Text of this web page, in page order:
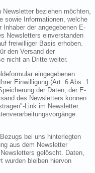
beziehen möchten,
sowie Informationen, welche
der angegebenen E-
Newsletters einverstanden
freiwilliger Basis erhoben.
den Versand der
nicht an Dritte weiter.
eingegebenen
Einwilligung (Art. 6 Abs. 1
der Daten, der E-
des Newsletters können
Link im Newsletter.
bei uns hinterlegten
aus dem Newsletter
gelöscht. Daten,
wurden bleiben hiervon